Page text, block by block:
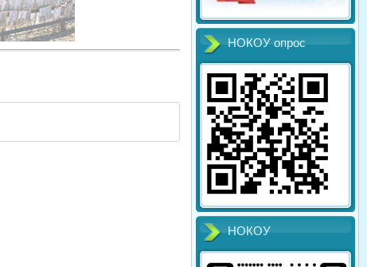
НОКОУ опрос
НОКОУ